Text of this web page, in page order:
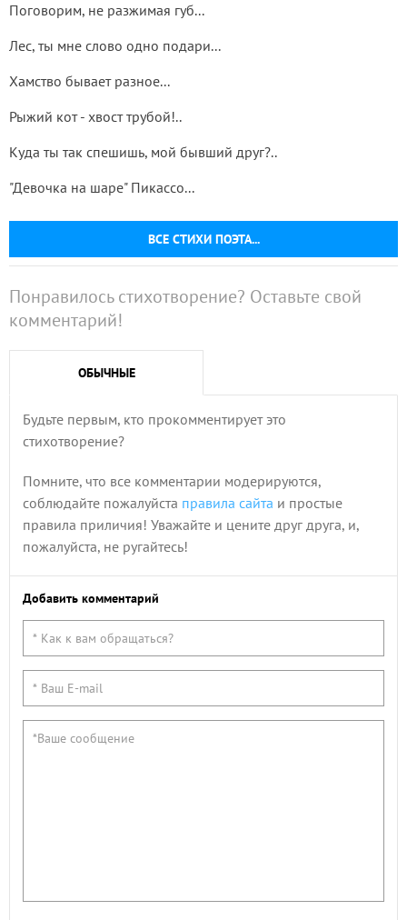
ВСЕ СТИХИ ПОЭТА...
Поговорим, не разжимая губ...
Лес, ты мне слово одно подари...
Хамство бывает разное...
Рыжий кот - хвост трубой!..
Куда ты так спешишь, мой бывший друг?..
"Девочка на шаре" Пикассо...
Понравилось стихотворение? Оставьте свой
комментарий!
ОБЫЧНЫЕ
Будьте первым, кто прокомментирует это
стихотворение?
Помните, что все комментарии модерируются,
соблюдайте пожалуйста правила сайта и простые
правила приличия! Уважайте и цените друг друга, и,
пожалуйста, не ругайтесь!
Добавить комментарий